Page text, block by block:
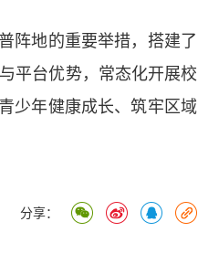
地的重要举措，搭建了
平台优势，常态化开展校
少年健康成长、筑牢区域
分享：